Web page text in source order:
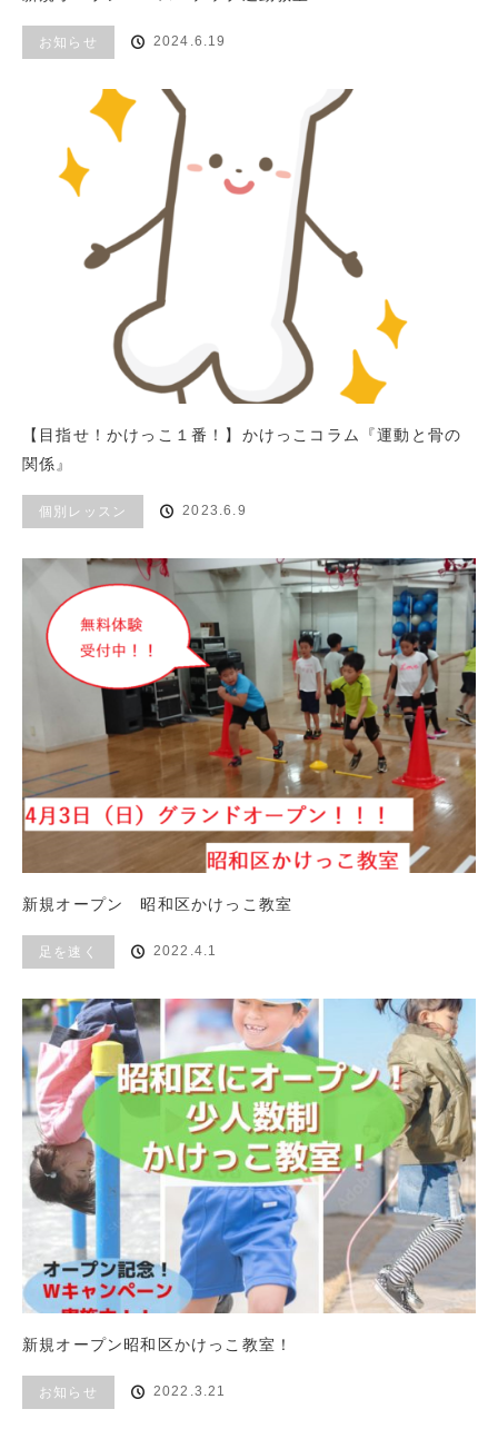
お知らせ 2024.6.19
【目指せ！かけっこ１番！】かけっこコラム『運動と骨の
関係』
個別レッスン 2023.6.9
新規オープン 昭和区かけっこ教室
足を速く 2022.4.1
新規オープン昭和区かけっこ教室！
お知らせ 2022.3.21